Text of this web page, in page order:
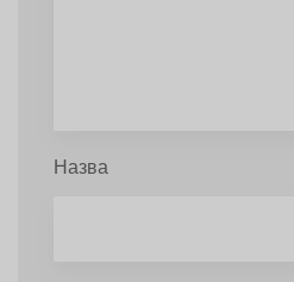
Назва